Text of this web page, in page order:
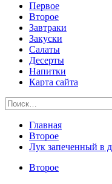
Первое
Второе
Завтраки
Закуски
Салаты
Десерты
Напитки
Карта сайта
Найти:
Главная
Второе
Лук запеченный в
Второе